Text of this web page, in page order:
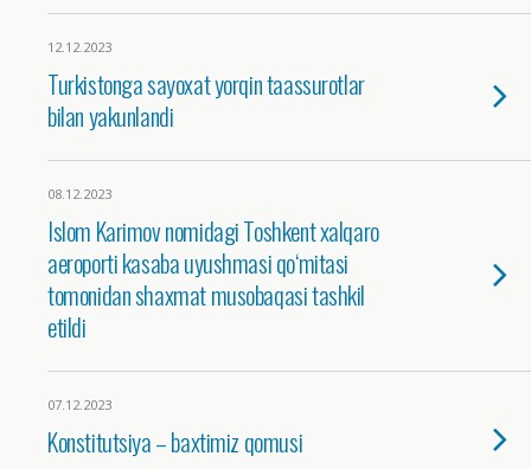
12.12.2023
Turkistonga sayoxat yorqin taassurotlar
bilan yakunlandi
08.12.2023
Islom Karimov nomidagi Toshkent xalqaro
aeroporti kasaba uyushmasi qo‘mitasi
tomonidan shaxmat musobaqasi tashkil
etildi
07.12.2023
Konstitutsiya – baxtimiz qomusi